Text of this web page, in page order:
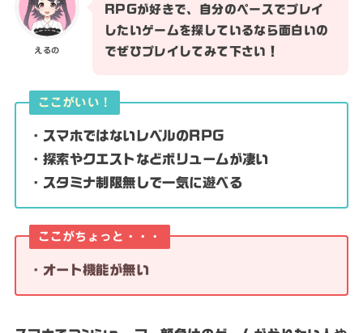
えるの
RPGが好きで、自分のペースでプレイ
したいゲームを探しているなら面白いの
でぜひプレイしてみて下さい！
ここがいい！
・スマホではないレベルのRPG
・探索やクエストなどボリュームが凄い
・スタミナ制限無しで一気に遊べる
ここがちょっと・・・
・オート機能が無い